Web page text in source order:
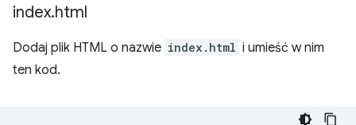
index.html
Dodaj plik HTML o nazwie index.html i umieść w nim
ten kod.